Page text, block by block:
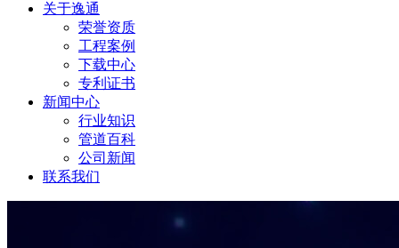
关于逸通
荣誉资质
工程案例
下载中心
专利证书
新闻中心
行业知识
管道百科
公司新闻
联系我们